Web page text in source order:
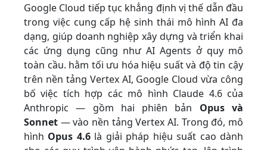
Google Cloud tiếp tục khẳng định vị thế dẫn đầu
trong việc cung cấp hệ sinh thái mô hình AI đa
dạng, giúp doanh nghiệp xây dựng và triển khai
các ứng dụng cũng như AI Agents ở quy mô
toàn cầu. hằm tối ưu hóa hiệu suất và độ tin cậy
trên nền tảng Vertex AI, Google Cloud vừa công
bố việc tích hợp các mô hình Claude 4.6 của
Anthropic — gồm hai phiên bản Opus và
Sonnet — vào nền tảng Vertex AI. Trong đó, mô
hình Opus 4.6là giải pháp hiệu suất cao dành